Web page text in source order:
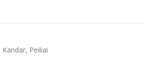
Kandar, Peiliai